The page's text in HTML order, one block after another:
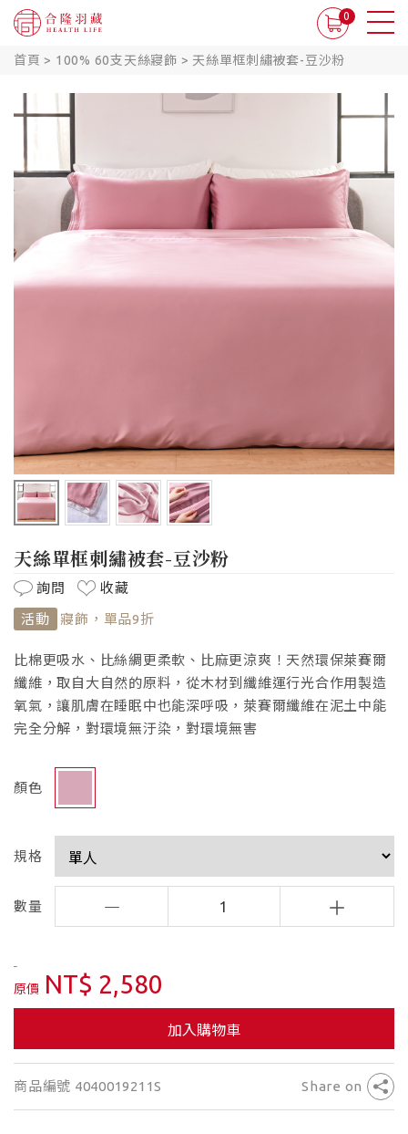
0
首頁 > 100% 60支天絲寢飾 > 天絲單框刺繡被套-豆沙粉
天絲單框刺繡被套-豆沙粉
詢問
收藏
活動
寢飾，單品9折
比棉更吸水、比絲綢更柔軟、比麻更涼爽！天然環保萊賽爾
纖維，取自大自然的原料，從木材到纖維運行光合作用製造
氧氣，讓肌膚在睡眠中也能深呼吸，萊賽爾纖維在泥土中能
完全分解，對環境無汙染，對環境無害
顏色
規格
數量 1
原價 NT$ 2,580
加入購物車
商品編號 4040019211S Share on